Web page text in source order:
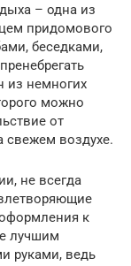
– одна из
придомового
беседками,
из немногих
можно
от
свежем воздухе.
не всегда
к
лучшим
руками, ведь